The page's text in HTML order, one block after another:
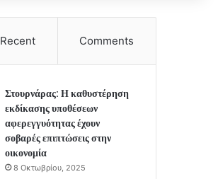
Recent Comments
Στουρνάρας: Η καθυστέρηση
εκδίκασης υποθέσεων
αφερεγγυότητας έχουν
σοβαρές επιπτώσεις στην
οικονομία
8 Οκτωβρίου, 2025